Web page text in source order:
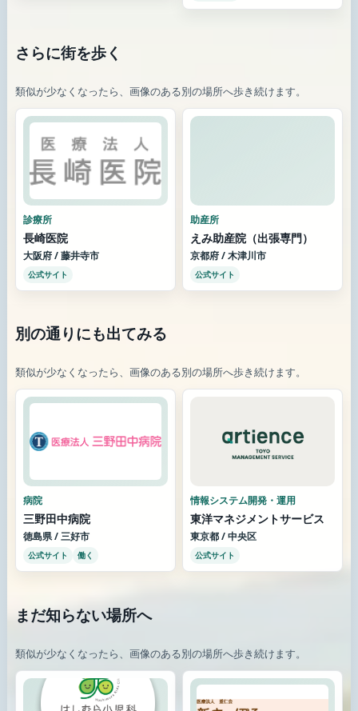
さらに街を歩く
類似が少なくなったら、画像のある別の場所へ歩き続けます。
診療所
長崎医院
大阪府 / 藤井寺市
公式サイト
助産所
えみ助産院（出張専門）
京都府 / 木津川市
公式サイト
別の通りにも出てみる
類似が少なくなったら、画像のある別の場所へ歩き続けます。
病院
三野田中病院
徳島県 / 三好市
公式サイト 働く
情報システム開発・運用
東洋マネジメントサービス
東京都 / 中央区
公式サイト
まだ知らない場所へ
類似が少なくなったら、画像のある別の場所へ歩き続けます。